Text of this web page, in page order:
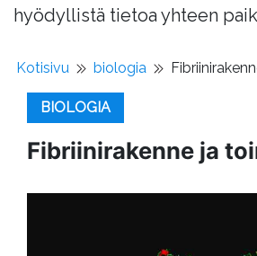
hyödyllistä tietoa yhteen
Kotisivu biologia
BIOLOGIA
Fibriinirakenne ja